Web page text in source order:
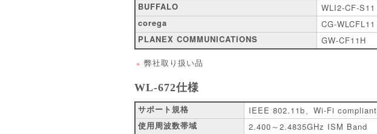
BUFFALO
WLI2-CF-S11
corega
CG-WLCFL11
PLANEX COMMUNICATIONS
GW-CF11H
※ 弊社取り扱い品
WL-672仕様
サポート規格
IEEE 802.11b、Wi-Fi compliant
使用周波数帯域
2.400～2.4835GHz ISM Band